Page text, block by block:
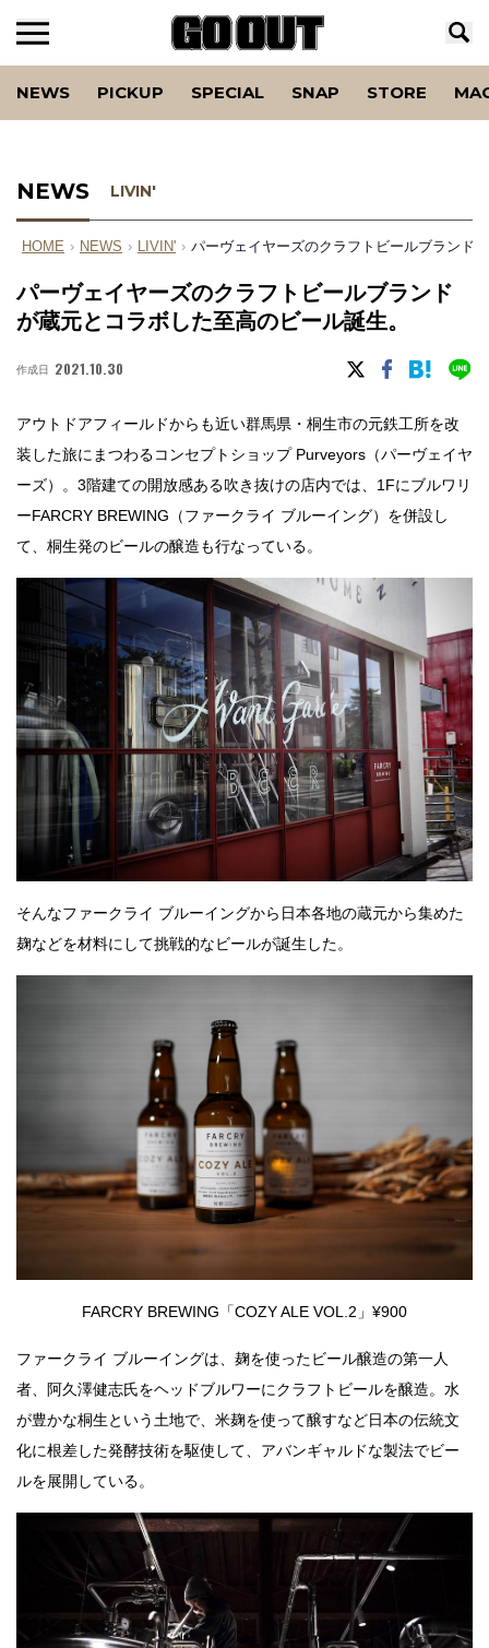
NEWS PICKUP SPECIAL SNAP STORE
NEWS LIVIN'
HOME › NEWS › LIVIN' › パーヴェイヤーズのクラフトビールブランド
パーヴェイヤーズのクラフトビールブランド
が蔵元とコラボした至高のビール誕生。
作成日 2021.10.30
アウトドアフィールドからも近い群馬県・桐生市の元鉄工所を改
装した旅にまつわるコンセプトショップ Purveyors（パーヴェイヤ
ーズ）。3階建ての開放感ある吹き抜けの店内では、1Fにブルワリ
ーFARCRY BREWING（ファークライ ブルーイング）を併設し
て、桐生発のビールの醸造も行なっている。
そんなファークライ ブルーイングから日本各地の蔵元から集めた
麹などを材料にして挑戦的なビールが誕生した。
FARCRY BREWING「COZY ALE VOL.2」¥900
ファークライ ブルーイングは、麹を使ったビール醸造の第一人
者、阿久澤健志氏をヘッドブルワーにクラフトビールを醸造。水
が豊かな桐生という土地で、米麹を使って醸すなど日本の伝統文
化に根差した発酵技術を駆使して、アバンギャルドな製法でビー
ルを展開している。